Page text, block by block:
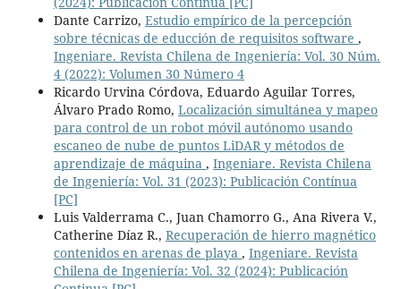
Dante Carrizo, Estudio empírico de la percepción
sobre técnicas de educción de requisitos software ,
Ingeniare. Revista Chilena de Ingeniería: Vol. 30 Núm.
4 (2022): Volumen 30 Número 4
Ricardo Urvina Córdova, Eduardo Aguilar Torres,
Álvaro Prado Romo, Localización simultánea y mapeo
para control de un robot móvil autónomo usando
escaneo de nube de puntos LiDAR y métodos de
aprendizaje de máquina , Ingeniare. Revista Chilena
de Ingeniería: Vol. 31 (2023): Publicación Contínua
[PC]
Luis Valderrama C., Juan Chamorro G., Ana Rivera V.,
Catherine Díaz R., Recuperación de hierro magnético
contenidos en arenas de playa , Ingeniare. Revista
Chilena de Ingeniería: Vol. 32 (2024): Publicación